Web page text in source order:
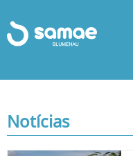
Notícias